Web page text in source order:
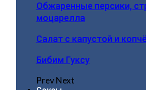
Обжаренные персики,
моцарелла
Салат с капустой и
Бибим Гуксу
PrevNext